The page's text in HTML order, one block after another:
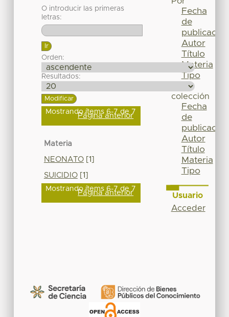
O introducir las primeras
letras:
Orden:
Resultados:
Mostrando ítems 6-7 de 7
Página anterior
Materia
NEONATO[1]
SUICIDIO[1]
Mostrando ítems 6-7 de 7
Página anterior
Fecha
de
publicación
Autor
Título
Materia
Tipo
colección
Fecha
de
publicación
Autor
Título
Materia
Tipo
Usuario
Acceder